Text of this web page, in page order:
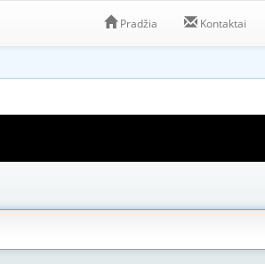
Pradžia Kontaktai